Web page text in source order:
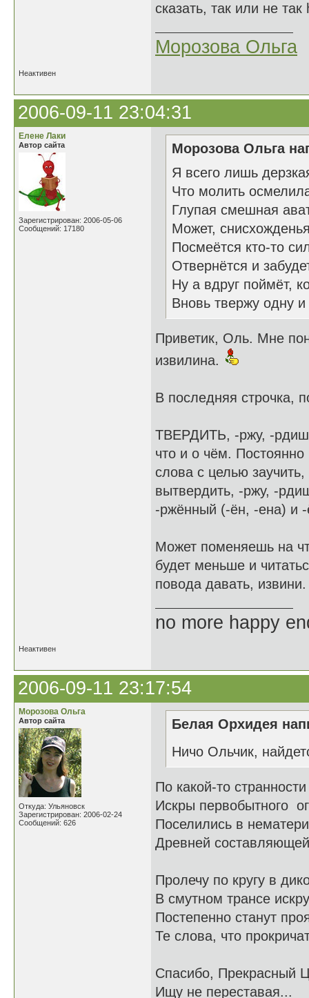
сказать, так или не так
Морозова Ольга
Неактивен
2006-09-11 23:04:31
Елене Лаки
Автор сайта
Зарегистрирован: 2006-05-06
Сообщений: 17180
Морозова Ольга
Я всего лишь
Что молить
Глупая смешная
Может,
Посмеётся кто-то
Отвернётся и
Ну а вдруг поймёт,
Вновь твержу одну
Приветик, Оль. Мне
извилина.
В последняя строчка,
ТВЕРДИТЬ, -ржу, -
что и о чём. Постоянно
слова с целью
вытвердить, -ржу, -
-ржённый (-ён, -ена) и
Может поменяешь на
будет меньше и
повода давать, извини.
no more happy
Неактивен
2006-09-11 23:17:54
Морозова Ольга
Автор сайта
Откуда: Ульяновск
Зарегистрирован: 2006-02-24
Сообщений: 626
Белая Орхидея
Ничо Ольчик,
По какой-то
Искры первобытного
Поселились в
Древней
Пролечу по кругу в
В смутном трансе
Постепенно станут
Те слова, что
Спасибо, Прекрасный
Ищу не переставая...